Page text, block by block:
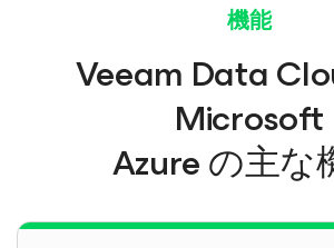
機能
Veeam Data
Microsoft
Azureの主な